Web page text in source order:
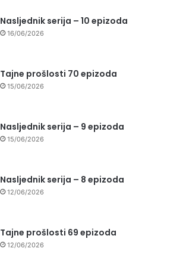
Nasljednik serija – 10 epizoda
16/06/2026
Tajne prošlosti 70 epizoda
15/06/2026
Nasljednik serija – 9 epizoda
15/06/2026
Nasljednik serija – 8 epizoda
12/06/2026
Tajne prošlosti 69 epizoda
12/06/2026